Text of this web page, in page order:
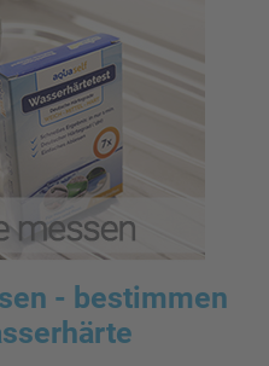
- bestimmen